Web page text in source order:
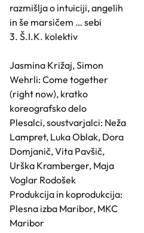
razmišlja o intuiciji, angelih
in še marsičem … sebi
3. Š.I.K. kolektiv
Jasmina Križaj, Simon
Wehrli: Come together
(right now), kratko
koreografsko delo
Plesalci, soustvarjalci: Neža
Lampret, Luka Oblak, Dora
Domjanič, Vita Pavšič,
Urška Kramberger, Maja
Voglar Rodošek
Produkcija in koprodukcija:
Plesna izba Maribor, MKC
Maribor